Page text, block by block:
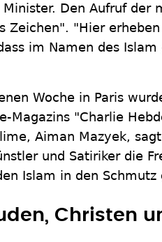
Den Aufruf der
Zeichen". "Hier
im Namen des Islam
Woche in Paris
Magazins "Charlie
Aiman Mazyek,
und Satiriker die
Islam in den Schmutz
Christen